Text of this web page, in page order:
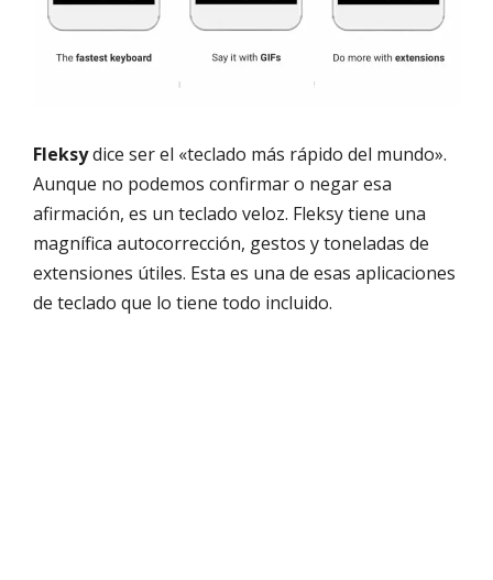
Fleksydice ser el «teclado más rápido del mundo».
Aunque no podemos confirmar o negar esa
afirmación, es un teclado veloz. Fleksy tiene una
magnífica autocorrección, gestos y toneladas de
extensiones útiles. Esta es una de esas aplicaciones
de teclado que lo tiene todo incluido.